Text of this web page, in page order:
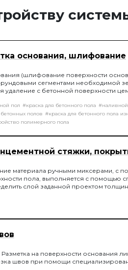
основания, шлифование
(шлифование поверхности
сегментами необходимой
удаление с бетонной поверхности
пол #краска для бетонного пола
полов #краска для бетонного пола
полимерного пола
стяжки,
материала ручными миксерами, с
пола, выполняется с помощью
слой заданной проектом
Разметка на поверхности основания
швов при помощи